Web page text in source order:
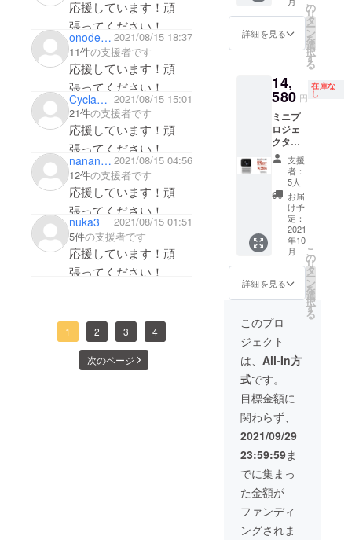
応援しています！頑
張ってください！
onodera710323 2021/08/15 18:37
11件の支援者です
応援しています！頑
張ってください！
Cyclamen 2021/08/15 15:01
21件の支援者です
応援しています！頑
張ってください！
nanana5521 2021/08/15 04:56
12件の支援者です
応援しています！頑
張ってください！
nuka3
2021/08/15 01:51
5件の支援者です
応援しています！頑
張ってください！
1 2 3 4
次のページ
の価格
となり
ます。
ンに関
しまし
部変更
になる
可能性
もござ
いま
す。ご
了承く
ださい
ませ。
細】 本
体 x1
ACアダ
プタ x1
本語説
明書 x1
※お届け
時期
は、生
産、配
送状況
により
遅れる
可能性
もござ
いま
す。 ※
送料込
の価格
となり
ます。
デザイ
しまし
ては一
部変更
になる
可能性
もござ
いま
す。ご
ださい
ませ。
詳細を見る
の
リ
タ
ー
ン
を
選
択
す
る
14,
580 円
在庫な
し
ミニプ
ロジェ
クター
「CUB
EE」1
セット
のお届
けで
す。
【1セッ
トの詳
細】 本
体 x1
ACアダ
プタ x1
ン x1 日
本語説
明書 x1
※お届け
時期
は、生
産、配
送状況
により
遅れる
可能性
もござ
いま
す。 ※
送料込
の価格
となり
ます。
支援
者：
5人
お届
け予
定：
2021
年10
月
詳細を見る
こ
の
リ
タ
ー
ン
を
選
択
す
る
このプロ
ジェクト
は、 All-In方
式です。
目標金額に
関わらず、
2021/09/29
23:59:59ま
でに集まっ
た金額が
ファンディ
ングされま